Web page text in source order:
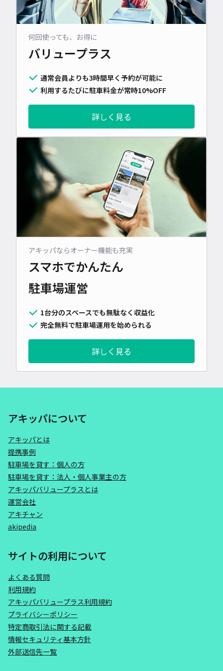
何回使っても、お得に
バリュープラス
通常会員よりも3時間早く予約が可能に
利用するたびに駐車料金が常時10%OFF
詳しく見る
アキッパならオーナー機能も充実
スマホでかんたん
駐車場運営
1台分のスペースでも無駄なく収益化
完全無料で駐車場運用を始められる
詳しく見る
アキッパについて
アキッパとは
提携事例
駐車場を貸す：個人の方
駐車場を貸す：法人・個人事業主の方
アキッパバリュープラスとは
運営会社
アキチャン
akipedia
サイトの利用について
よくある質問
利用規約
アキッパバリュープラス利用規約
プライバシーポリシー
特定商取引法に関する記載
情報セキュリティ基本方針
外部送信先一覧